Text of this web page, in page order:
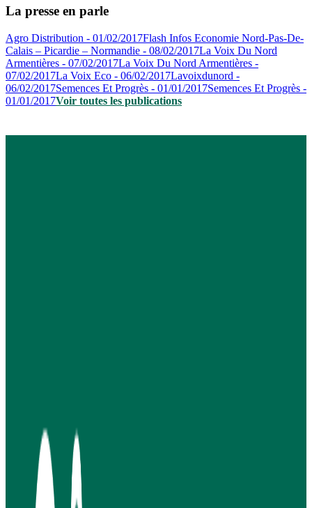
La presse en parle
Agro Distribution - 01/02/2017Flash Infos Economie Nord-Pas-De-
Calais – Picardie – Normandie - 08/02/2017La Voix Du Nord
Armentières - 07/02/2017La Voix Du Nord Armentières -
07/02/2017La Voix Eco - 06/02/2017Lavoixdunord -
06/02/2017Semences Et Progrès - 01/01/2017Semences Et Progrès -
01/01/2017Voir toutes les publications